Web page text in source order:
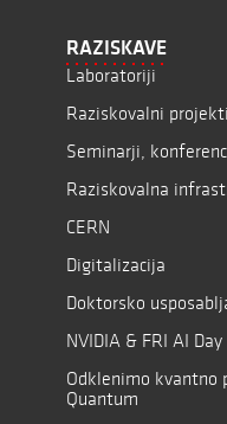
RAZISKAVE
Laboratoriji
Raziskovalni projekti
Seminarji,
Raziskovalna
CERN
Digitalizacija
Doktorsko
NVIDIA & FRI AI
Odklenimo kvantno
Quantum